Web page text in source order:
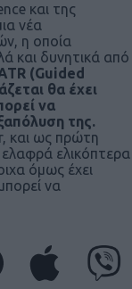
και της
νέα
η οποία
και δυνητικά από
(Guided
θα έχει
να
της.
και ως πρώτη
ελικόπτερα
όμως έχει
να